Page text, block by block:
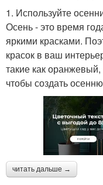
1. Используйте
Осень - это время
яркими красками.
красок в ваш
такие как
чтобы создать
читать дальше →